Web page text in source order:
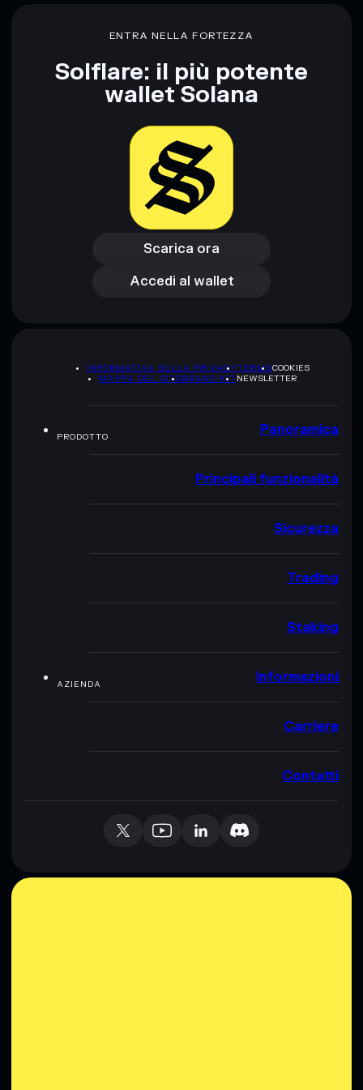
formativi e non costituiscono una consulenza finanziaria.
rugcheck.xyz.
ENTRA NELLA FORTEZZA
Solflare: il più potente
wallet Solana
Scarica ora
Scarica ora
Accedi al wallet
Accedi al wallet
INFORMATIVA SULLA PRIVACYTERMSCOOKIES
MAPPA DEL SITOBRAND KITNEWSLETTER
PRODOTTO Panoramica
Principali funzionalità
Sicurezza
Trading
Staking
AZIENDA Informazioni
Carriere
Contatti